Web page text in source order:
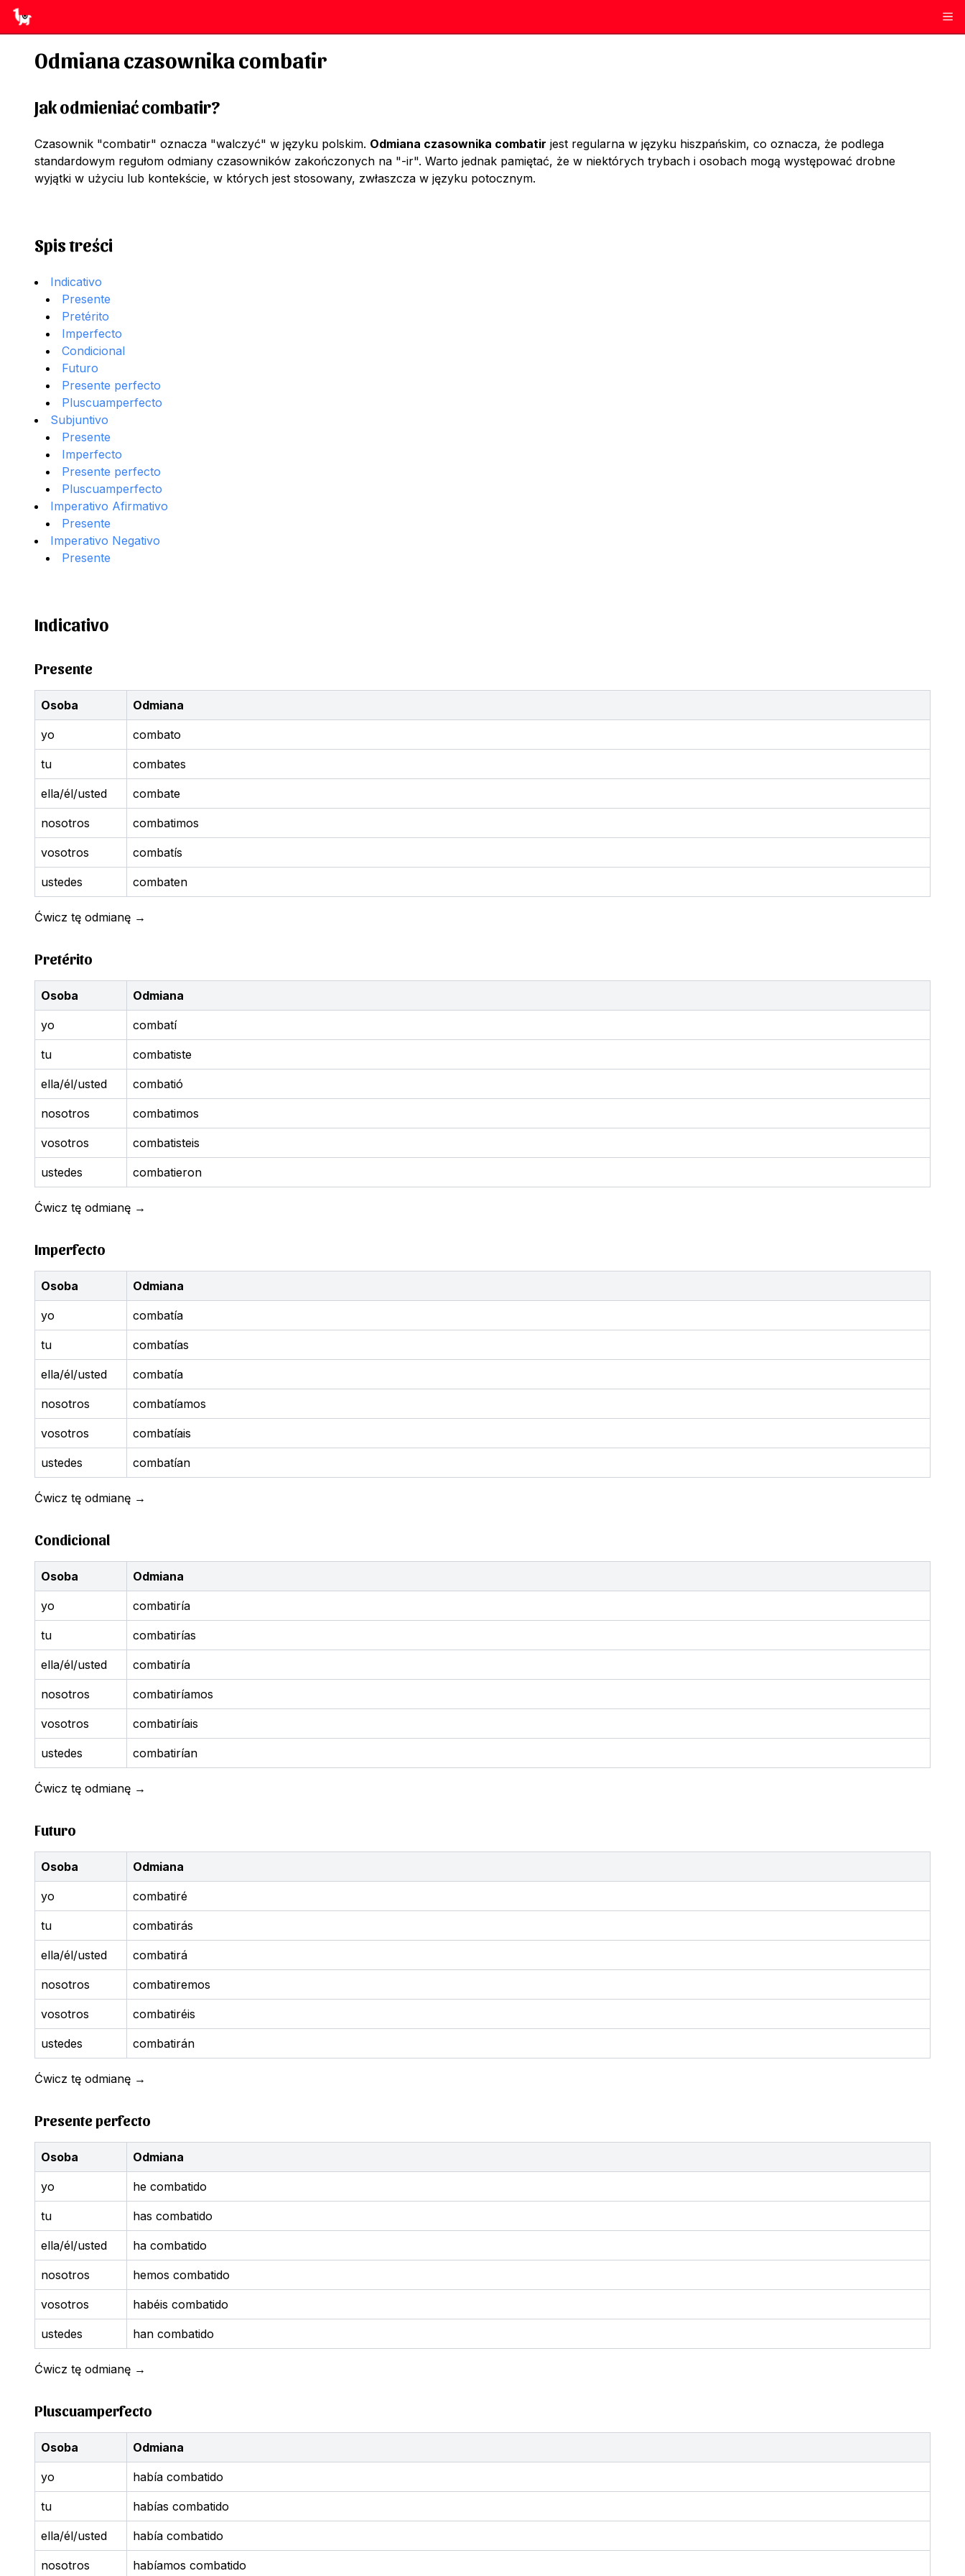
Odmiana czasownikacombatir
Jak odmieniaćcombatir?
Czasownik "combatir" oznacza "walczyć" w języku polskim. Odmiana czasownika combatir jest regularna w języku hiszpańskim, co oznacza, że podlega
standardowym regułom odmiany czasowników zakończonych na "-ir". Warto jednak pamiętać, że w niektórych trybach i osobach mogą występować drobne
wyjątki w użyciu lub kontekście, w których jest stosowany, zwłaszcza w języku potocznym.
Spis treści
Indicativo
Presente
Pretérito
Imperfecto
Condicional
Futuro
Presente perfecto
Pluscuamperfecto
Subjuntivo
Presente
Imperfecto
Presente perfecto
Pluscuamperfecto
Imperativo Afirmativo
Presente
Imperativo Negativo
Presente
Indicativo
Presente
Osoba Odmiana
yo combato
tu combates
ella/él/usted combate
nosotros combatimos
vosotros combatís
ustedes combaten
Ćwicz tę odmianę →
Pretérito
Osoba Odmiana
yo combatí
tu combatiste
ella/él/usted combatió
nosotros combatimos
vosotros combatisteis
ustedes combatieron
Ćwicz tę odmianę →
Imperfecto
Osoba Odmiana
yo combatía
tu combatías
ella/él/usted combatía
nosotros combatíamos
vosotros combatíais
ustedes combatían
Ćwicz tę odmianę →
Condicional
Osoba Odmiana
yo combatiría
tu combatirías
ella/él/usted combatiría
nosotros combatiríamos
vosotros combatiríais
ustedes combatirían
Ćwicz tę odmianę →
Futuro
Osoba Odmiana
yo combatiré
tu combatirás
ella/él/usted combatirá
nosotros combatiremos
vosotros combatiréis
ustedes combatirán
Ćwicz tę odmianę →
Presente perfecto
Osoba Odmiana
yo he combatido
tu has combatido
ella/él/usted ha combatido
nosotros hemos combatido
vosotros habéis combatido
ustedes han combatido
Ćwicz tę odmianę →
Pluscuamperfecto
Osoba Odmiana
yo había combatido
tu habías combatido
ella/él/usted había combatido
nosotros habíamos combatido